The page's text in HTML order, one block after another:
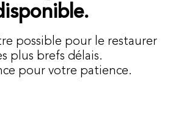
plus brefs délais.
pour votre patience.